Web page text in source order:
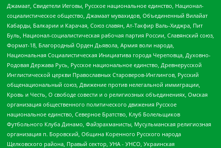
Джамаат, Свидетели Иеговы, Русское национальное единство, Национал-
социалистическое общество, Джамаат мувахидов, Объединенный Вилайат
Кабарды, Балкарии и Карачая, Союз славян, Ат-Такфир Валь-Хиджра, Пит
Буль, Национал-социалистическая рабочая партия России, Славянский союз,
Формат-18, Благородный Орден Дьявола, Армия воли народа,
Национальная Социалистическая Инициатива города Череповца, Духовно-
Родовая Держава Русь, Русское национальное единство, Древнерусской
Инглистической церкви Православных Староверов-Инглингов, Русский
общенациональный союз, Движение против нелегальной иммиграции,
Кровь и Честь, О свободе совести и о религиозных объединениях, Омская
организация общественного политического движения Русское
национальное единство, Северное Братство, Клуб Болельщиков
Футбольного Клуба Динамо, Файзрахманисты, Мусульманская религиозная
организация п. Боровский, Община Коренного Русского народа
Щелковского района, Правый сектор, УНА - УНСО, Украинская